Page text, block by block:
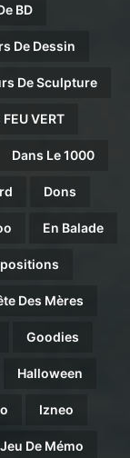
BD
De Dessin
De Sculpture
VERT
Dans Le 1000
Dons
En Balade
Des Mères
Goodies
Halloween
Izneo
Jeu De Mémo